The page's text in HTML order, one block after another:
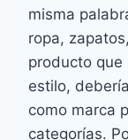
misma
ropa,
producto que
estilo,
como marca
categorías.